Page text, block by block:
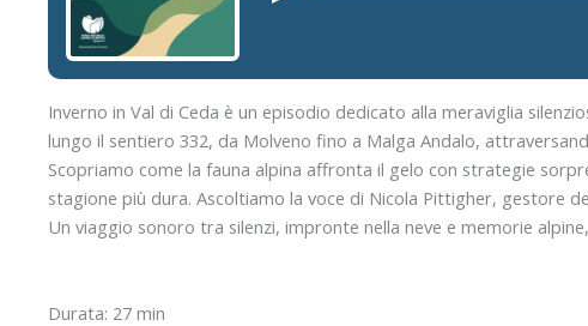
Inverno in Val di Ceda è un episodio dedicato alla meraviglia
lungo il sentiero 332, da Molveno fino a Malga Andalo,
Scopriamo come la fauna alpina affronta il gelo con strategie
stagione più dura. Ascoltiamo la voce di Nicola Pittigher, gestore
Un viaggio sonoro tra silenzi, impronte nella neve e memorie
Durata: 27 min